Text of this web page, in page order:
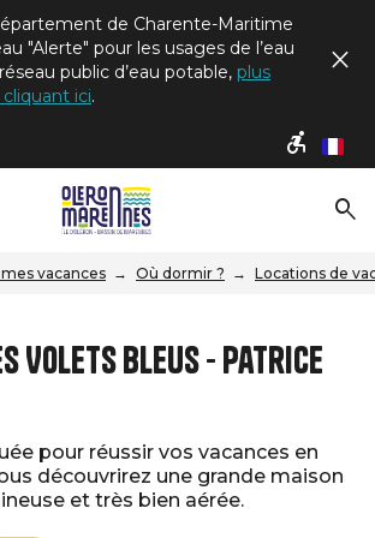
de Charente-Maritime
"Alerte" pour les usages de l’eau
public d’eau potable, plus
ici.
fr
vacances Où dormir ? Locations de
Volets Bleus - Patrice
pour réussir vos vacances en
découvrirez une grande maison
et très bien aérée.